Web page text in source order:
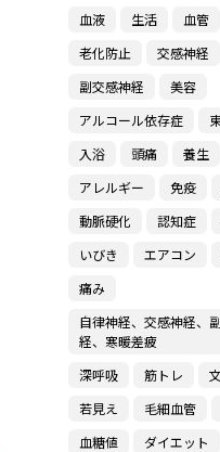
血液
生活
血管
老化防止
交感神経
副交感神経
美容
アルコール依存症
入浴
頭痛 養生
アレルギー
免疫
動脈硬化
認知症
いびき
エアコン
痛み
自律神経、交感神経、
経、寒暖差疲
深呼吸
筋トレ
若見え
毛細血管
血糖値
ダイエット